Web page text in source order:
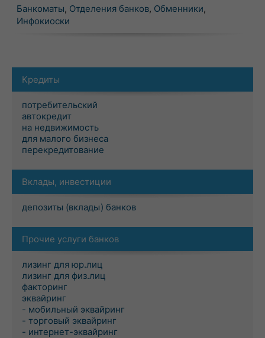
Банкоматы, Отделения банков, Обменники,
Инфокиоски
Кредиты
потребительский
автокредит
на недвижимость
для малого бизнеса
перекредитование
Вклады, инвестиции
депозиты (вклады) банков
Прочие услуги банков
лизинг для юр.лиц
лизинг для физ.лиц
факторинг
эквайринг
- мобильный эквайринг
- торговый эквайринг
- интернет-эквайринг